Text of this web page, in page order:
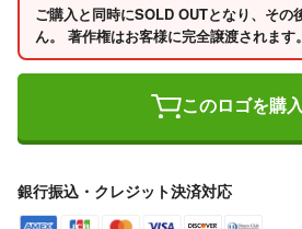
ご購入と同時にSOLD OUTとなり、その
ん。 著作権はお客様に完全譲渡されます。
このロゴを購
銀行振込・クレジット決済対応